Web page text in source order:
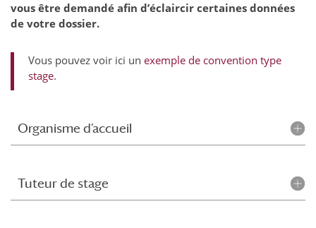
vous être demandé afin d’éclaircir certaines données
de votre dossier.
Vous pouvez voir ici un exemple de convention type
stage.
Organisme d’accueil
Tuteur de stage